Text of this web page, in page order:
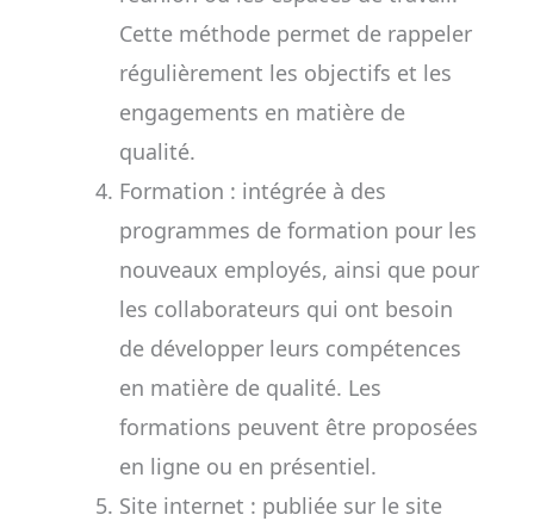
Cette méthode permet de rappeler
régulièrement les objectifs et les
engagements en matière de
qualité.
Formation : intégrée à des
programmes de formation pour les
nouveaux employés, ainsi que pour
les collaborateurs qui ont besoin
de développer leurs compétences
en matière de qualité. Les
formations peuvent être proposées
en ligne ou en présentiel.
Site internet : publiée sur le site